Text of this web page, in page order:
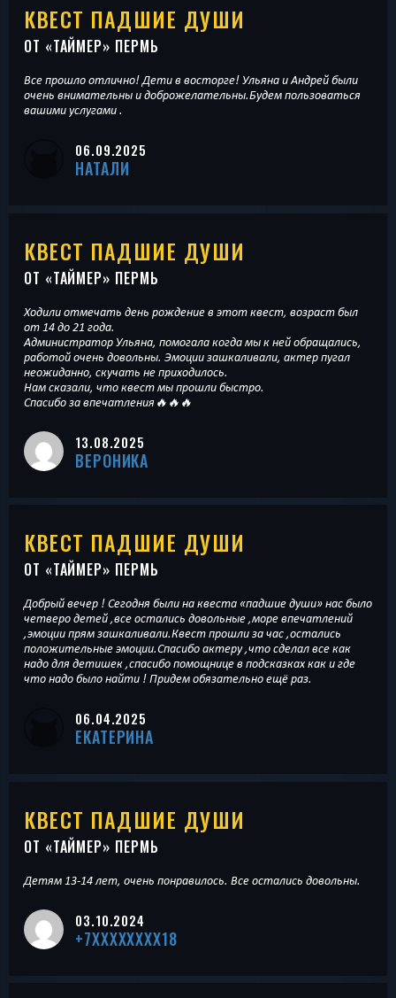
КВЕСТ ПАДШИЕ ДУШИ
ОТ «ТАЙМЕР» ПЕРМЬ
Все прошло отлично! Дети в восторге! Ульяна и Андрей были
очень внимательны и доброжелательны.Будем пользоваться
вашими услугами .
06.09.2025
НАТАЛИ
КВЕСТ ПАДШИЕ ДУШИ
ОТ «ТАЙМЕР» ПЕРМЬ
Ходили отмечать день рождение в этот квест, возраст был
от 14 до 21 года.
Администратор Ульяна, помогала когда мы к ней обращались,
работой очень довольны. Эмоции зашкаливали, актер пугал
неожиданно, скучать не приходилось.
Нам сказали, что квест мы прошли быстро.
Спасибо за впечатления🔥🔥🔥
13.08.2025
ВЕРОНИКА
КВЕСТ ПАДШИЕ ДУШИ
ОТ «ТАЙМЕР» ПЕРМЬ
Добрый вечер ! Сегодня были на квеста «падшие души» нас было
четверо детей ,все остались довольные ,море впечатлений
,эмоции прям зашкаливали.Квест прошли за час ,остались
положительные эмоции.Спасибо актеру ,что сделал все как
надо для детишек ,спасибо помощнице в подсказках как и где
что надо было найти ! Придем обязательно ещё раз.
06.04.2025
ЕКАТЕРИНА
КВЕСТ ПАДШИЕ ДУШИ
ОТ «ТАЙМЕР» ПЕРМЬ
Детям 13-14 лет, очень понравилось. Все остались довольны.
03.10.2024
+7XXXXXXXX18